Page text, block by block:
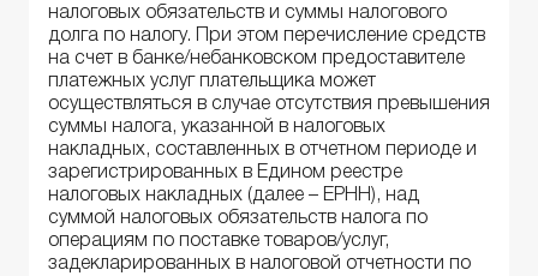
налоговых обязательств и суммы налогового
долга по налогу. При этом перечисление средств
на счет в банке/небанковском предоставителе
платежных услуг плательщика может
осуществляться в случае отсутствия превышения
суммы налога, указанной в налоговых
накладных, составленных в отчетном периоде и
зарегистрированных в Едином реестре
налоговых накладных (далее – ЕРНН), над
суммой налоговых обязательств налога по
операциям по поставке товаров/услуг,
задекларированных в налоговой отчетности по